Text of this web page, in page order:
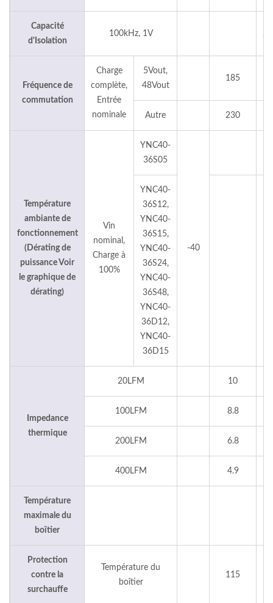
Capacité
d'Isolation
100kHz, 1V
Fréquence de
commutation
Charge
complète,
Entrée
nominale
5Vout,
48Vout
185
Autre 230
Température
ambiante de
fonctionnement
(Dérating de
puissance Voir
le graphique de
dérating)
Vin
nominal,
Charge à
100%
YNC40-
36S05
-40
YNC40-
36S12,
YNC40-
36S15,
YNC40-
36S24,
YNC40-
36S48,
YNC40-
36D12,
YNC40-
36D15
Impedance
thermique
20LFM 10
100LFM 8.8
200LFM 6.8
400LFM 4.9
Température
maximale du
boîtier
Protection
contre la
surchauffe
Température du
boîtier
115